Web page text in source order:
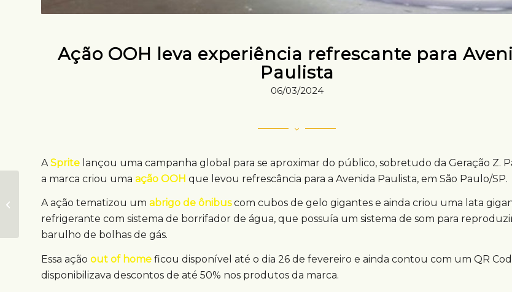
Ação OOH leva experiência refrescante para
Paulista
06/03/2024
A Sprite lançou uma campanha global para se aproximar do público, sobretudo da Geração Z.
a marca criou uma ação OOH que levou refrescância para a Avenida Paulista, em São Paulo/SP.
A ação tematizou um abrigo de ônibuscom cubos de gelo gigantes e ainda criou uma lata
refrigerante com sistema de borrifador de água, que possuía um sistema de som para
barulho de bolhas de gás.
Essa ação out of home ficou disponível até o dia 26 de fevereiro e ainda contou com um QR
disponibilizava descontos de até 50% nos produtos da marca.
ganham novas mídias
OOH